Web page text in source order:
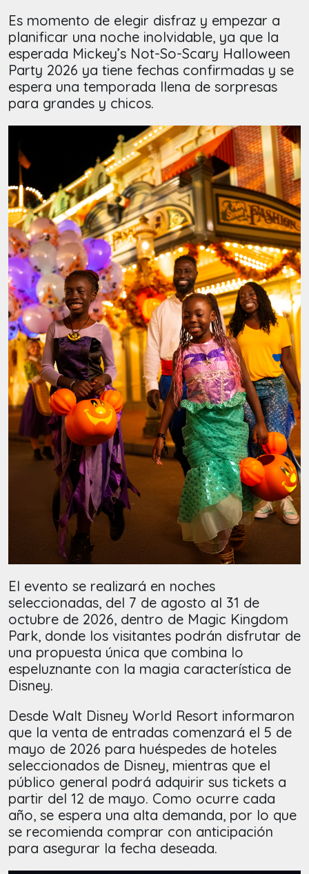
Es momento de elegir disfraz y empezar a
planificar una noche inolvidable, ya que la
esperada Mickey’s Not-So-Scary Halloween
Party 2026 ya tiene fechas confirmadas y se
espera una temporada llena de sorpresas
para grandes y chicos.
El evento se realizará en noches
seleccionadas, del 7 de agosto al 31 de
octubre de 2026, dentro de Magic Kingdom
Park, donde los visitantes podrán disfrutar de
una propuesta única que combina lo
espeluznante con la magia característica de
Disney.
Desde Walt Disney World Resort informaron
que la venta de entradas comenzará el 5 de
mayo de 2026 para huéspedes de hoteles
seleccionados de Disney, mientras que el
público general podrá adquirir sus tickets a
partir del 12 de mayo. Como ocurre cada
año, se espera una alta demanda, por lo que
se recomienda comprar con anticipación
para asegurar la fecha deseada.